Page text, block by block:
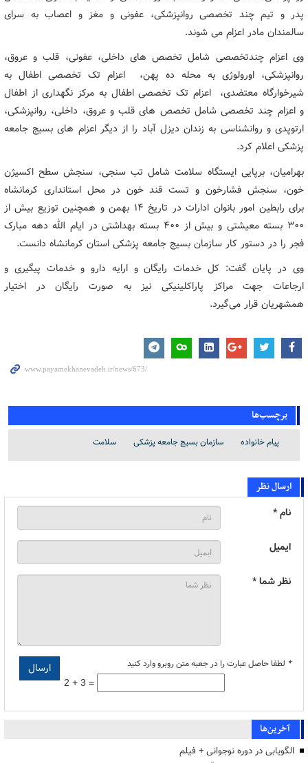
پدر و تیم چند تخصصی روانپزشکی، عفونی و مغز و اعصاب به سرای
سالمندان مادر اعزام می شوند.
وی اعزام چندتخصصی شامل تخصص های داخلی، عفونی، قلب و عروق،
روانپزشکی، اورولوژی به محله ده پهن، اعزام تک تخصصی اطفال به
شیرخوارگاه معتضدی، اعزام تک تخصصی اطفال به مرکز نگهداری از اطفال
و اعزام چند تخصصی شامل تخصص های قلب و عروق، داخلی، روانپزشکی،
ارتوپدی و روانشناسی به زندان دیزل آباد را از دیگر اعزام های بسیج جامعه
پزشکی اعلام کرد.
بهرامیان، برپایی ایستگاه سلامت شامل تب سنجی، سنجش سطح اکسیژن
خون، سنجش فشارخون و تست قند خون در محل استانداری کرمانشاه
برای رابطین امور بانوان ادارات در تاریخ ۱۴ بهمن و همچنین توزیع بیش از
۳۰۰ بسته معیشتی و بیش از ۴۰۰ بسته بهداشتی در ایام الله دهه مبارک
فجر را در دستور کار سازمان بسیج جامعه پزشکی استان کرمانشاه دانست.
وی در پایان گفت: کل خدمات رایگان و ارایه دارو و خدمات پیگیری و
ارجاعات جهت مراکز پاراکلینیکی نیز به صورت رایگان در اختیار
همشهریان قرار می‌گیرد.
برچسب‌ها
پیام خانواده سازمان بسیج جامعه پزشکی سلامت
ارسال نظر
نام *
ایمیل
نظر شما *
* لطفا حاصل عبارت را در جعبه متن روبرو وارد کنید
2 + 3 =
آخرین‌ها
الگویابی در دوره نوجوانی + فیلم